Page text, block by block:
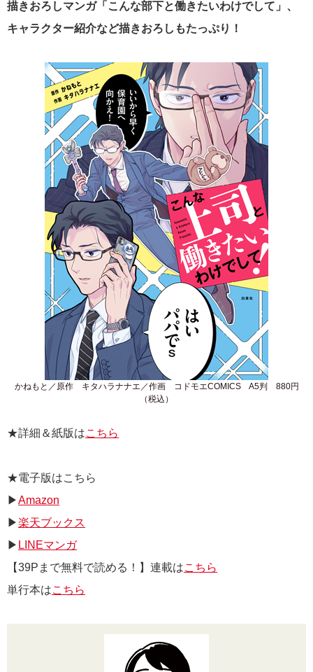
描きおろしマンガ「こんな部下と働きたいわけでして」、
キャラクター紹介など描きおろしもたっぷり！
かねもと／原作 キタハラナナエ／作画 コドモエCOMICS A5判 880円
（税込）
★詳細＆紙版はこちら
★電子版はこちら
▶Amazon
▶楽天ブックス
▶ LINEマンガ
【39Pまで無料で読める！】連載はこちら
単行本はこちら